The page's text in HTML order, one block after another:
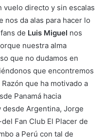
vuelo directo y sin escalas
nos da alas para hacer lo
de Luis Miguel nos
nuestra alma
que no dudamos en
que encontremos
que ha motivado a
Panamá hacia
desde Argentina, Jorge
Fan Club El Placer de
a Perú con tal de